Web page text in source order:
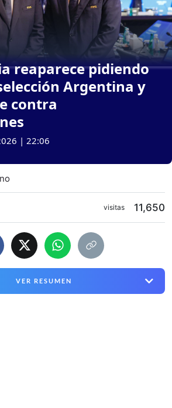
reaparece pidiendo
Argentina y
contra
| 22:06
visitas 11,650
VER RESUMEN